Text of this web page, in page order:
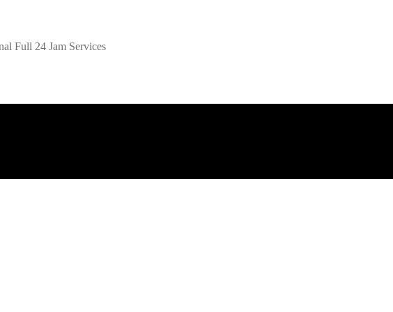
Full 24 Jam Services